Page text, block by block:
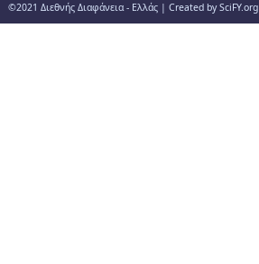
©2021 Διεθνής Διαφάνεια - Ελλάς | Created by SciFY.org